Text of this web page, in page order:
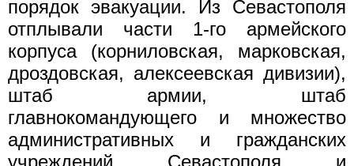
порядок эвакуации. Из Севастополя
отплывали части 1-го армейского
корпуса (корниловская, марковская,
дроздовская, алексеевская дивизии),
штаб армии, штаб
главнокомандующего и множество
административных и гражданских
учреждений Севастополя и